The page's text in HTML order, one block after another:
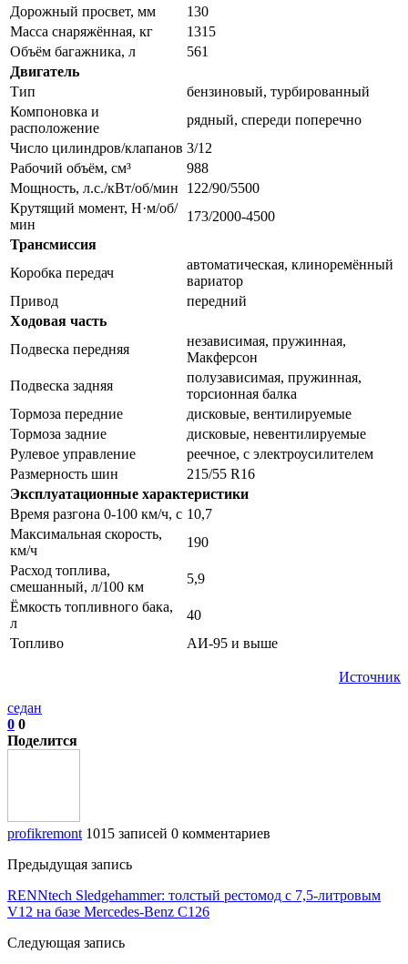
Дорожный просвет, мм
130
Масса снаряжённая, кг
1315
Объём багажника, л
561
Двигатель
Тип
бензиновый, турбированный
Компоновка и
расположение
рядный, спереди поперечно
Число цилиндров/клапанов 3/12
Рабочий объём, см³
988
Мощность, л.с./кВт/об/мин
122/90/5500
Крутящий момент, Н·м/об/
мин
173/2000-4500
Трансмиссия
Коробка передач
автоматическая, клиноремённый
вариатор
Привод
передний
Ходовая часть
Подвеска передняя
независимая, пружинная,
Макферсон
Подвеска задняя
полузависимая, пружинная,
торсионная балка
Тормоза передние
дисковые, вентилируемые
Тормоза задние
дисковые, невентилируемые
Рулевое управление
реечное, с электроусилителем
Размерность шин
215/55 R16
Эксплуатационные характеристики
Время разгона 0-100 км/ч, с 10,7
Максимальная скорость,
км/ч
190
Расход топлива,
смешанный, л/100 км
5,9
Ёмкость топливного бака,
л
40
Топливо
АИ-95 и выше
Источник
седан
0 0
Поделится
profikremont 1015 записей 0 комментариев
Предыдущая запись
RENNtech Sledgehammer: толстый рестомод с 7,5-литровым
V12 на базе Mercedes-Benz C126
Следующая запись